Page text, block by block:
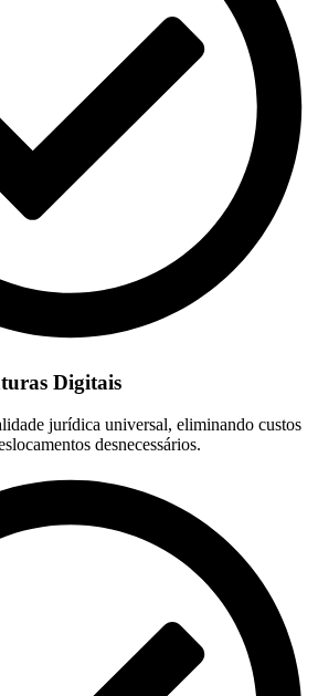
Digitais
jurídica universal, eliminando custos
desnecessários.